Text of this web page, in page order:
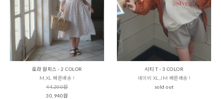
로라 원피스 - 2 COLOR
M,XL 빠른배송 !
44,200원
30,940원
시티 T - 3 COLOR
네이비 XL,JM 빠른배송 !
sold out